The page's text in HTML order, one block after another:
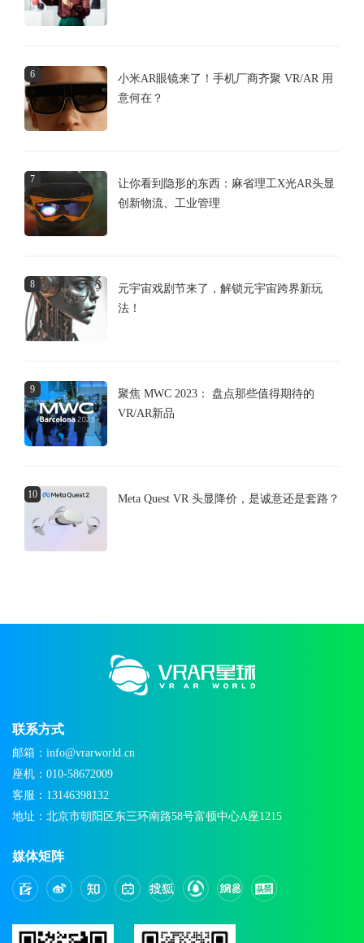
6
小米AR眼镜来了！手机厂商齐聚 VR/AR 用
意何在？
7
让你看到隐形的东西：麻省理工X光AR头显
创新物流、工业管理
8
元宇宙戏剧节来了，解锁元宇宙跨界新玩
法！
9
聚焦 MWC 2023： 盘点那些值得期待的
VR/AR新品
10 Meta Quest VR 头显降价，是诚意还是套路？
联系方式
邮箱：info@vrarworld.cn
座机：010-58672009
客服：13146398132
地址：北京市朝阳区东三环南路58号富顿中心A座1215
媒体矩阵